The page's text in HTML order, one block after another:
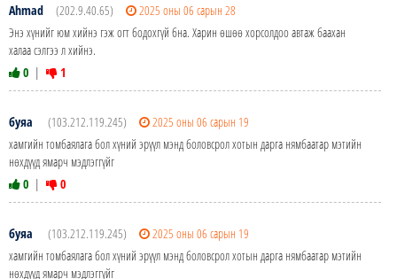
Ahmad (202.9.40.65)
2025 оны 06 сарын 28
Энэ хүнийг юм хийнэ гэж огт бодохгүй бна. Харин өшөө хорсолдоо автаж баахан
халаа сэлгээ л хийнэ.
0 | 1
буяа (103.212.119.245)
2025 оны 06 сарын 19
хамгийн томбаялага бол хүний эрүүл мэнд боловсрол хотын дарга нямбаатар мэтийн
нөхдүүд ямарч мэдлэггүйг
0 | 0
буяа (103.212.119.245)
2025 оны 06 сарын 19
хамгийн томбаялага бол хүний эрүүл мэнд боловсрол хотын дарга нямбаатар мэтийн
нөхдүүд ямарч мэдлэггүйг